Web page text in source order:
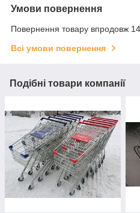
Умови повернення
Повернення товару впродовж
Всі умови повернення
Подібні товари компанії